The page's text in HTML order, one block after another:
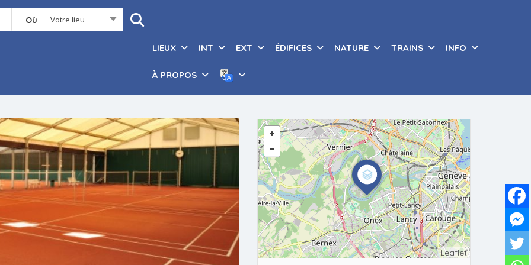
Où Votre lieu
LIEUX INT EXT ÉDIFICES NATURE TRAINS INFO
À PROPOS
Leaflet